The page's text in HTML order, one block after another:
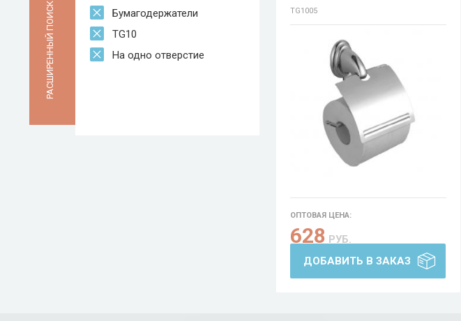
РАСШИРЕННЫЙ ПОИСК
Бумагодержатели
TG10
На одно отверстие
TG1005
ОПТОВАЯ ЦЕНА:
628 РУБ.
ДОБАВИТЬ В ЗАКАЗ